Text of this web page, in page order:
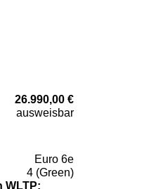
26.990,00 €
ausweisbar
Euro 6e
4 (Green)
WLTP: